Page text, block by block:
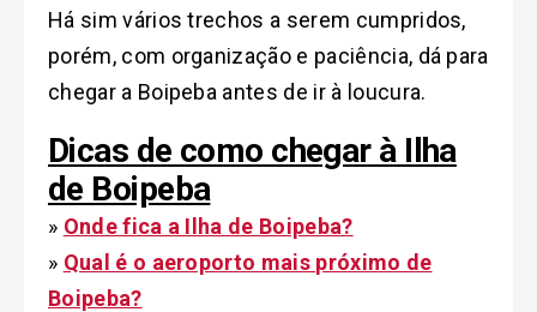
Há sim vários trechos a serem cumpridos,
porém, com organização e paciência, dá para
chegar a Boipeba antes de ir à loucura.
Dicas de como chegar à Ilha
de Boipeba
» Onde fica a Ilha de Boipeba?
» Qual é o aeroporto mais próximo de
Boipeba?